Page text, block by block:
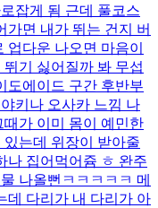
잡게 됨 근데 풀코스
가면 내가 뛰는 건지 버
업다운 나오면 마음이
기 싫어질까 봐 무섭
도에이드 구간 후반부
키나 오사카 느낌 나
가 이미 몸이 예민한
는데 위장이 받아줄
나 집어먹어쥼 ㅎ 완주
나올뻔ㅋㅋㅋㅋㅋ 메
데 다리가 내 다리가 아